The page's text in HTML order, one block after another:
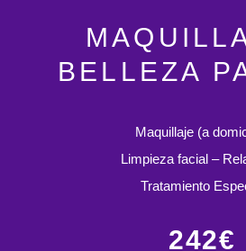
BELLEZA
Maquillaje (a
Limpieza facial –
Tratamiento
242€